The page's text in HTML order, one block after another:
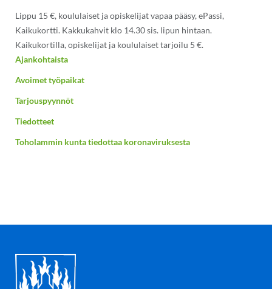
Lippu 15 €, koululaiset ja opiskelijat vapaa pääsy, ePassi,
Kaikukortti. Kakkukahvit klo 14.30 sis. lipun hintaan.
Kaikukortilla, opiskelijat ja koululaiset tarjoilu 5 €.
Ajankohtaista
Avoimet työpaikat
Tarjouspyynnöt
Tiedotteet
Toholammin kunta tiedottaa koronaviruksesta